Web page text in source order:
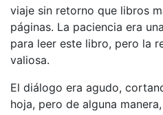
viaje sin retorno que libros
páginas. La paciencia era
para leer este libro, pero la
valiosa.
El diálogo era agudo,
hoja, pero de alguna